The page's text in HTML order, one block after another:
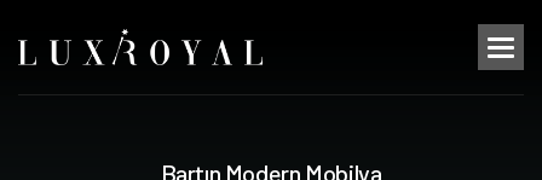
Bartın Modern Mobilya